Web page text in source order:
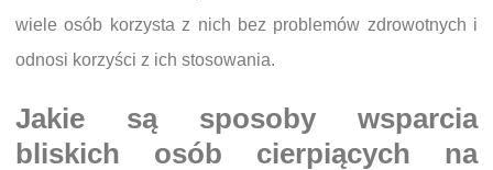
wiele osób korzysta z nich bez problemów zdrowotnych i
odnosi korzyści z ich stosowania.
Jakie są sposoby wsparcia
bliskich osób cierpiących na